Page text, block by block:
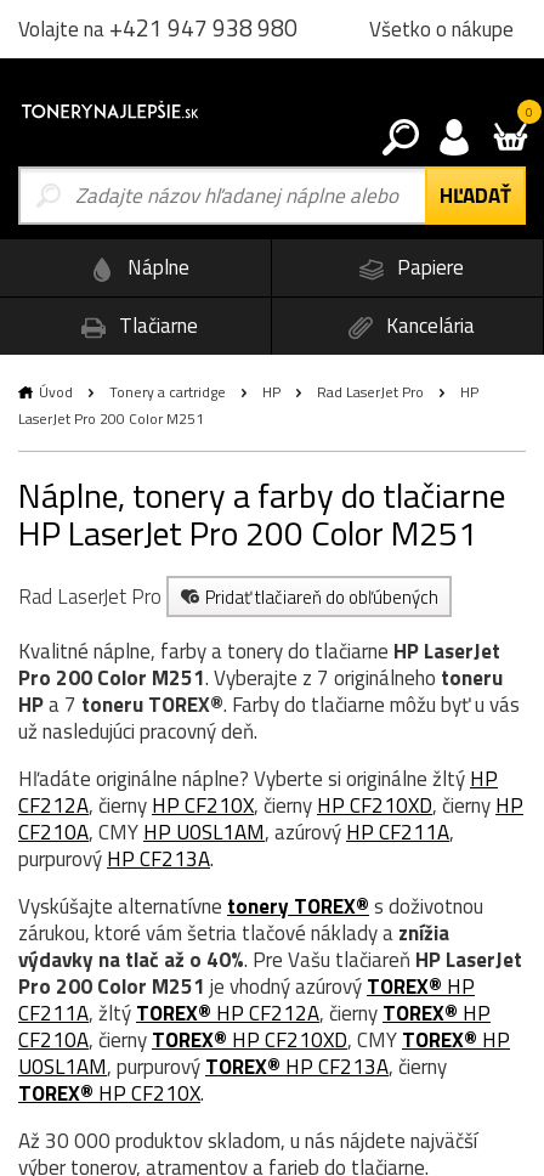
Volajte na+421 947 938 980 Všetko o nákupe
0
Náplne
Papiere
Tlačiarne
Kancelária
Úvod Tonery a cartridge HP Rad LaserJet Pro
HP
LaserJet Pro 200 Color M251
Náplne, tonery a farby do tlačiarne
HP LaserJet Pro 200 Color M251
Rad LaserJet Pro Pridať tlačiareň do obľúbených
Kvalitné náplne, farby a tonery do tlačiarne HP LaserJet
Pro 200 Color M251. Vyberajte z 7 originálneho toneru
HPa 7 toneru TOREX®. Farby do tlačiarne môžu byť u vás
už nasledujúci pracovný deň.
Hľadáte originálne náplne? Vyberte si originálne žltýHP
CF212A, čiernyHP CF210X, čiernyHP CF210XD, čiernyHP
CF210A, CMYHP U0SL1AM, azúrovýHP CF211A,
purpurovýHP CF213A.
Vyskúšajte alternatívne tonery TOREX®s doživotnou
zárukou, ktoré vám šetria tlačové náklady aznížia
výdavky na tlač až o 40%. Pre Vašu tlačiareň HP LaserJet
Pro 200 Color M251 je vhodný azúrovýTOREX® HP
CF211A, žltýTOREX® HP CF212A, čiernyTOREX® HP
CF210A, čiernyTOREX® HP CF210XD, CMYTOREX® HP
U0SL1AM, purpurovýTOREX® HP CF213A, čierny
TOREX® HP CF210X.
Až 30 000 produktov skladom, u nás nájdete najväčší
výber tonerov, atramentov a farieb do tlačiarne.